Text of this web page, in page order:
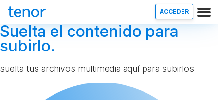
ACCEDER
Suelta el contenido para
subirlo.
suelta tus archivos multimedia aquí para subirlos